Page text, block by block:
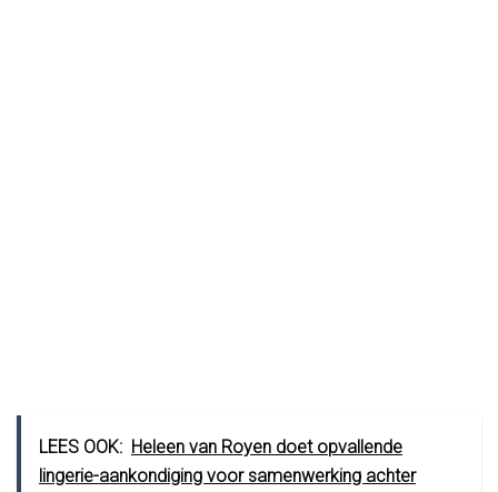
LEES OOK: Heleen van Royen doet opvallende
lingerie-aankondiging voor samenwerking achter